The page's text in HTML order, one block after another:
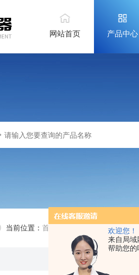
欢迎您！
来自局域
帮助您的
网站首页 产品中心
当前位置：首页 / /砂基透